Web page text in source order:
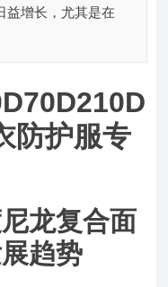
益增长，尤其是在
防护服专
龙复合面
趋势